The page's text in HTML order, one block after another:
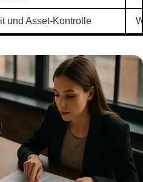
und Asset-Kontrolle